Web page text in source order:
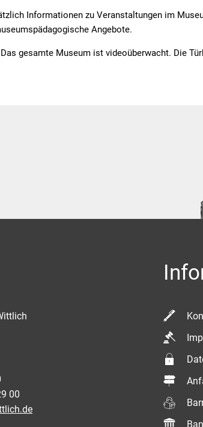
Informationen zu Veranstaltungen im
Angebote.
gesamte Museum ist videoüberwacht. Die
00